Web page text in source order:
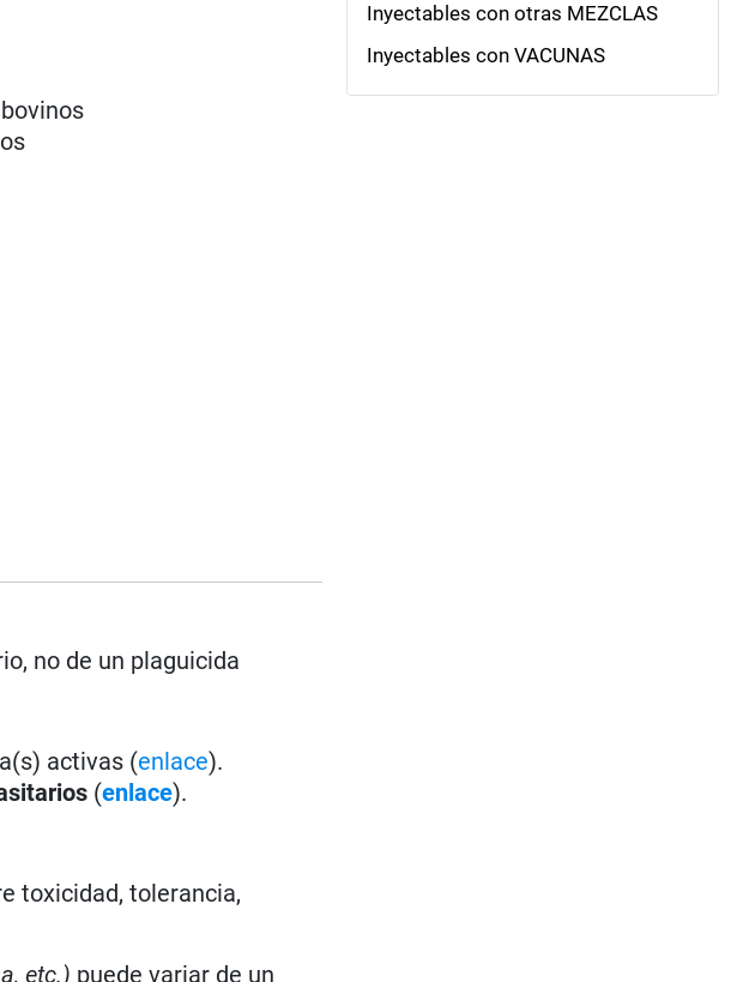
bovinos
no de un plaguicida
activas (enlace).
(enlace).
toxicidad, tolerancia,
etc.) puede variar de un
Inyectables con otras MEZCLAS
Inyectables con VACUNAS